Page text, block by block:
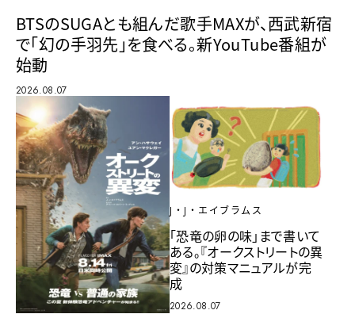
BTSのSUGAとも組んだ歌手MAXが、西武新宿
で「幻の手羽先」を食べる。新YouTube番組が
始動
2026.08.07
J・J・エイブラムス
「恐竜の卵の味」まで書いて
ある。『オークストリートの異
変』の対策マニュアルが完
成
2026.08.07